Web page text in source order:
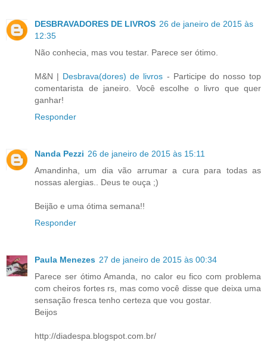
DESBRAVADORES DE LIVROS 26 de janeiro de 2015 às
12:35
Não conhecia, mas vou testar. Parece ser ótimo.
M&N | Desbrava(dores) de livros - Participe do nosso top
comentarista de janeiro. Você escolhe o livro que quer
ganhar!
Responder
Nanda Pezzi 26 de janeiro de 2015 às 15:11
Amandinha, um dia vão arrumar a cura para todas as
nossas alergias.. Deus te ouça ;)
Beijão e uma ótima semana!!
Responder
Paula Menezes 27 de janeiro de 2015 às 00:34
Parece ser ótimo Amanda, no calor eu fico com problema
com cheiros fortes rs, mas como você disse que deixa uma
sensação fresca tenho certeza que vou gostar.
Beijos
http://diadespa.blogspot.com.br/